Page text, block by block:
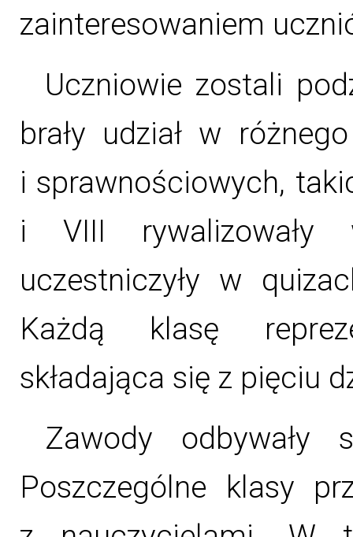
zainteresowaniem
Uczniowie zostali
brały udział w
i sprawnościowych,
i VIII rywalizowały
uczestniczyły w
Każdą klasę
składająca się z pięciu
Zawody odbywały
Poszczególne klasy